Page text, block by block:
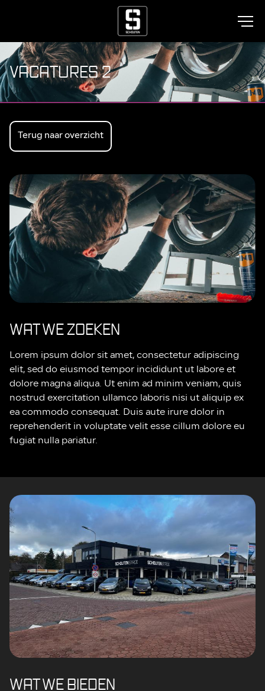
VACATURES 2
Terug naar overzicht
WAT WE ZOEKEN
Lorem ipsum dolor sit amet, consectetur adipiscing
elit, sed do eiusmod tempor incididunt ut labore et
dolore magna aliqua. Ut enim ad minim veniam, quis
nostrud exercitation ullamco laboris nisi ut aliquip ex
ea commodo consequat. Duis aute irure dolor in
reprehenderit in voluptate velit esse cillum dolore eu
fugiat nulla pariatur.
WAT WE BIEDEN